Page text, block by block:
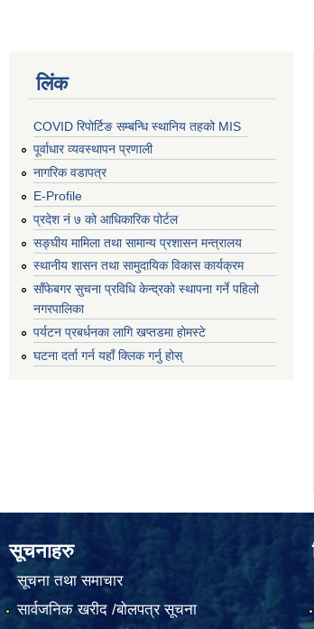
लिंक
COVID रिपोर्टिङ सम्बन्धि स्थानिय तहको MIS
पूर्वाधार व्यवस्थापन प्रणाली
नागरिक वडापत्र
E-Profile
प्रदेश नं ७ को आधिकारिक पोर्टल
सङ्घीय मामिला तथा सामान्य प्रशासन मन्त्रालय
स्थानीय शासन तथा सामुदायिक विकास कार्यक्रम
साँफेबगर सुचना प्रविधि केन्द्रको स्थापना गर्ने पहिलो
नगरपालिका
पर्यटन प्रबर्धनका लागि खप्तडमा होमस्टे
घटना दर्ता गर्न यहाँ क्लिक गर्नु होस्
सूचनाहरु
सूचना तथा समाचार
सार्वजनिक खरीद /बोलपत्र सूचना